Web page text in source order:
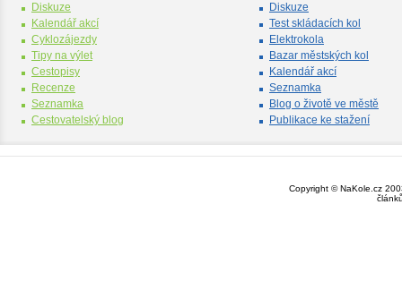
Diskuze
Kalendář akcí
Cyklozájezdy
Tipy na výlet
Cestopisy
Recenze
Seznamka
Cestovatelský blog
Diskuze
Test skládacích kol
Elektrokola
Bazar městských kol
Kalendář akcí
Seznamka
Blog o životě ve městě
Publikace ke stažení
Copyright © NaKole.cz